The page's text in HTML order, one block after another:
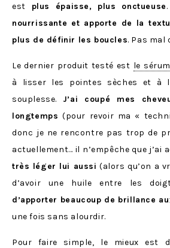
est plus épaisse, plus onctueuse
nourrissante et apporte de la
plus de définir les boucles. Pas mal
Le dernier produit testé est le
à lisser les pointes sèches et à
souplesse. J’ai coupé mes
longtemps (pour revoir ma «
donc je ne rencontre pas trop de
actuellement… il n’empêche que j’ai
très léger lui aussi (alors qu’on a
d’avoir une huile entre les
d’apporter beaucoup de brillance
une fois sans alourdir.
Pour faire simple, le mieux est